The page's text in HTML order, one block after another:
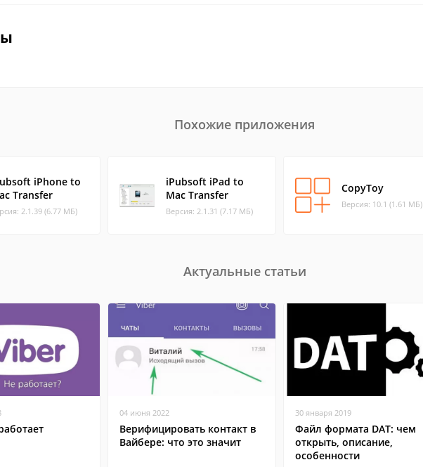
Похожие приложения
iPhone to
Transfer
2.1.39 (6.77 МБ)
iPubsoft iPad to
Mac Transfer
Версия: 2.1.31 (7.17 МБ)
CopyToy
Версия: 10.1 (1.61 МБ)
Актуальные статьи
04 июня 2022
Верифицировать контакт в
Вайбере: что это значит
30 января 2019
Файл формата DAT: чем
открыть, описание,
особенности